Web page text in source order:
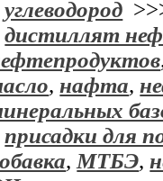
углеводород
дистиллят
, нафта,
присадки для
, МТБЭ,